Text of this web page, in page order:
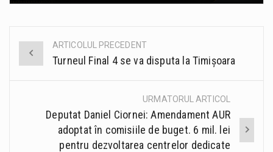
Post
ARTICOLUL PRECEDENT
Turneul Final 4 se va disputa la Timișoara
URMATORUL ARTICOL
Deputat Daniel Ciornei: Amendament AUR
adoptat în comisiile de buget. 6 mil. lei
pentru dezvoltarea centrelor dedicate